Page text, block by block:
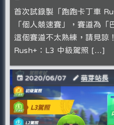
首次試錄製「跑跑卡丁車
「個人競速賽」，賽道為
這個賽道不太熟練，請見諒
Rush+：L3 中級駕照 […]
2020/06/07 萌芽站長